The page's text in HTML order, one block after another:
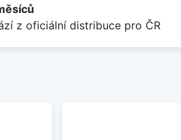
z oficiální distribuce pro ČR